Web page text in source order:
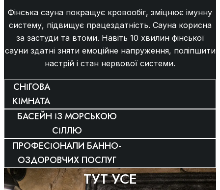
Фінська сауна покращує кровообіг, зміцнює імунну
систему, підвищує працездатність. Сауна корисна
за застуди та втоми. Навіть 10 хвилин фінської
сауни здатні зняти емоційне напруження, поліпшити
настрій і стан нервової системи.
СНІГОВА
КІМНАТА
БАСЕЙН ІЗ МОРСЬКОЮ
СІЛЛЮ
ПРОФЕСІОНАЛИ БАННО-
ОЗДОРОВЧИХ ПОСЛУГ
ТУТ УСЕ